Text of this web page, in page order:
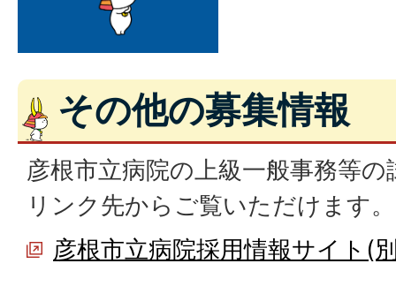
その他の募集情報
彦根市立病院の上級一般事務等
リンク先からご覧いただけます。
彦根市立病院採用情報サイト(